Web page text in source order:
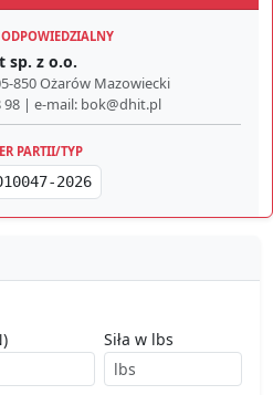
sp. z o.o.
850 Ożarów Mazowiecki
98 | e-mail: bok@dhit.pl
PARTII/TYP
2026
Siła w lbs